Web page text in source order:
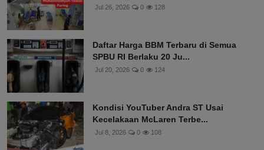
Jul 26, 2026 0 128
Daftar Harga BBM Terbaru di Semua
SPBU RI Berlaku 20 Ju...
Jul 20, 2026 0 124
Kondisi YouTuber Andra ST Usai
Kecelakaan McLaren Terbe...
Jul 8, 2026 0 108